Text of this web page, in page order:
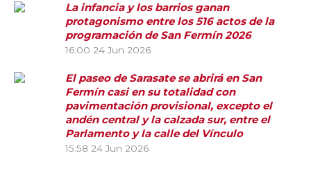
La infancia y los barrios ganan
protagonismo entre los 516 actos de la
programación de San Fermín 2026
16:00 24 Jun 2026
El paseo de Sarasate se abrirá en San
Fermín casi en su totalidad con
pavimentación provisional, excepto el
andén central y la calzada sur, entre el
Parlamento y la calle del Vínculo
15:58 24 Jun 2026